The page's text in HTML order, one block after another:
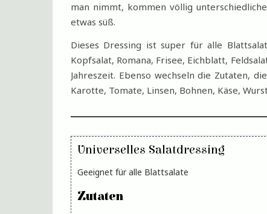
man nimmt, kommen völlig
etwas süß.
Dieses Dressing ist super für alle
Kopfsalat, Romana, Frisee, Eichblatt,
Jahreszeit. Ebenso wechseln die Zutaten,
Karotte, Tomate, Linsen, Bohnen, Käse,
Universelles Salatdressing
Geeignet für alle Blattsalate
Zutaten